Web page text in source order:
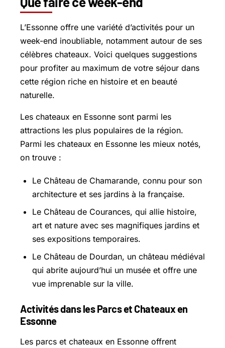
L’Essonne offre une variété d’activités pour un
week-end inoubliable, notamment autour de ses
célèbres chateaux. Voici quelques suggestions
pour profiter au maximum de votre séjour dans
cette région riche en histoire et en beauté
naturelle.
Les chateaux en Essonne sont parmi les
attractions les plus populaires de la région.
Parmi les chateaux en Essonne les mieux notés,
on trouve :
Le Château de Chamarande, connu pour son
architecture et ses jardins à la française.
Le Château de Courances, qui allie histoire,
art et nature avec ses magnifiques jardins et
ses expositions temporaires.
Le Château de Dourdan, un château médiéval
qui abrite aujourd’hui un musée et offre une
vue imprenable sur la ville.
Activités dans les Parcs et Chateaux en
Essonne
Les parcs et chateaux en Essonne offrent